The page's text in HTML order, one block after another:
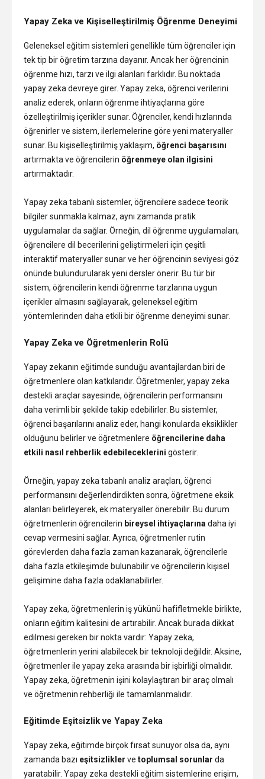
Yapay Zeka ve Kişiselleştirilmiş Öğrenme Deneyimi
Geleneksel eğitim sistemleri genellikle tüm öğrenciler için
tek tip bir öğretim tarzına dayanır. Ancak her öğrencinin
öğrenme hızı, tarzı ve ilgi alanları farklıdır. Bu noktada
yapay zeka devreye girer. Yapay zeka, öğrenci verilerini
analiz ederek, onların öğrenme ihtiyaçlarına göre
özelleştirilmiş içerikler sunar. Öğrenciler, kendi hızlarında
öğrenirler ve sistem, ilerlemelerine göre yeni materyaller
sunar. Bu kişiselleştirilmiş yaklaşım, öğrenci başarısını
artırmakta ve öğrencilerin öğrenmeye olan ilgisini
artırmaktadır.
Yapay zeka tabanlı sistemler, öğrencilere sadece teorik
bilgiler sunmakla kalmaz, aynı zamanda pratik
uygulamalar da sağlar. Örneğin, dil öğrenme uygulamaları,
öğrencilere dil becerilerini geliştirmeleri için çeşitli
interaktif materyaller sunar ve her öğrencinin seviyesi göz
önünde bulundurularak yeni dersler önerir. Bu tür bir
sistem, öğrencilerin kendi öğrenme tarzlarına uygun
içerikler almasını sağlayarak, geleneksel eğitim
yöntemlerinden daha etkili bir öğrenme deneyimi sunar.
Yapay Zeka ve Öğretmenlerin Rolü
Yapay zekanın eğitimde sunduğu avantajlardan biri de
öğretmenlere olan katkılarıdır. Öğretmenler, yapay zeka
destekli araçlar sayesinde, öğrencilerin performansını
daha verimli bir şekilde takip edebilirler. Bu sistemler,
öğrenci başarılarını analiz eder, hangi konularda eksiklikler
olduğunu belirler ve öğretmenlere öğrencilerine daha
etkili nasıl rehberlik edebileceklerini gösterir.
Örneğin, yapay zeka tabanlı analiz araçları, öğrenci
performansını değerlendirdikten sonra, öğretmene eksik
alanları belirleyerek, ek materyaller önerebilir. Bu durum
öğretmenlerin öğrencilerin bireysel ihtiyaçlarına daha iyi
cevap vermesini sağlar. Ayrıca, öğretmenler rutin
görevlerden daha fazla zaman kazanarak, öğrencilerle
daha fazla etkileşimde bulunabilir ve öğrencilerin kişisel
gelişimine daha fazla odaklanabilirler.
Yapay zeka, öğretmenlerin iş yükünü hafifletmekle birlikte,
onların eğitim kalitesini de artırabilir. Ancak burada dikkat
edilmesi gereken bir nokta vardır: Yapay zeka,
öğretmenlerin yerini alabilecek bir teknoloji değildir. Aksine,
öğretmenler ile yapay zeka arasında bir işbirliği olmalıdır.
Yapay zeka, öğretmenin işini kolaylaştıran bir araç olmalı
ve öğretmenin rehberliği ile tamamlanmalıdır.
Eğitimde Eşitsizlik ve Yapay Zeka
Yapay zeka, eğitimde birçok fırsat sunuyor olsa da, aynı
zamanda bazı eşitsizlikler ve toplumsal sorunlar da
yaratabilir. Yapay zeka destekli eğitim sistemlerine erişim,